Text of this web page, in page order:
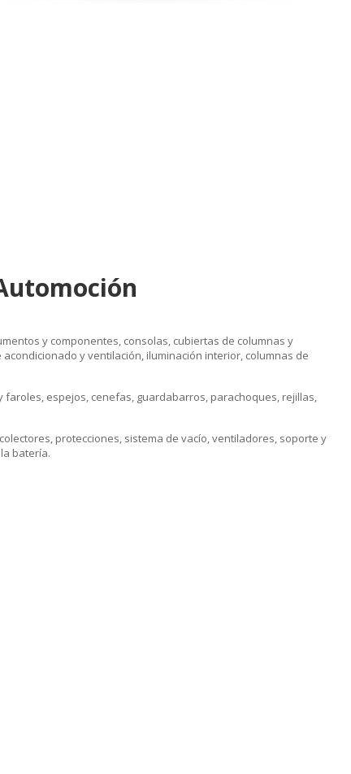
y componentes, consolas, cubiertas de columnas y
y ventilación, iluminación interior, columnas de
faroles, espejos, cenefas, guardabarros, parachoques, rejillas,
protecciones, sistema de vacío, ventiladores, soporte y
batería.